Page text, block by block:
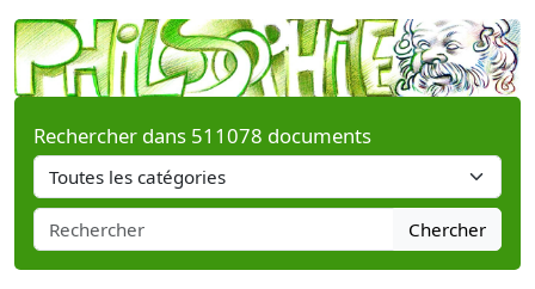
Rechercher dans 511078 documents
Chercher